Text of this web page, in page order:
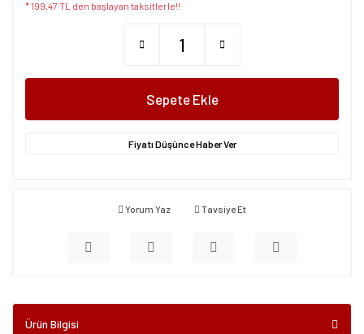
* 199,47 TL den başlayan taksitlerle!!
Sepete Ekle
Fiyatı Düşünce Haber Ver
Yorum Yaz Tavsiye Et
Ürün Bilgisi